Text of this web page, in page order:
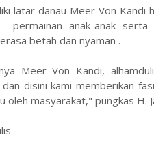
latar danau Meer Von
anak-anak serta
betah dan nyaman .
Meer Von Kandi,
disini kami memberikan
oleh masyarakat," pungkas H.